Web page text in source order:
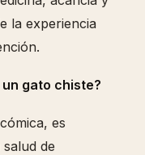
la experiencia
gato chiste?
es
de